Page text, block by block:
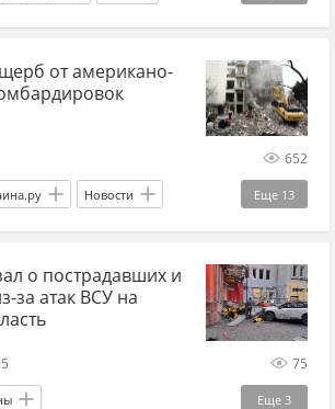
новости СВО сейчас
мирные жители
ВСУ
Пушилин Украина.ру
от американо-
652
Еще 13
Новости
удар по Ирану
агрессия Ближний Восток
эскалация
о пострадавших и
за атак ВСУ на
75
Еще 3